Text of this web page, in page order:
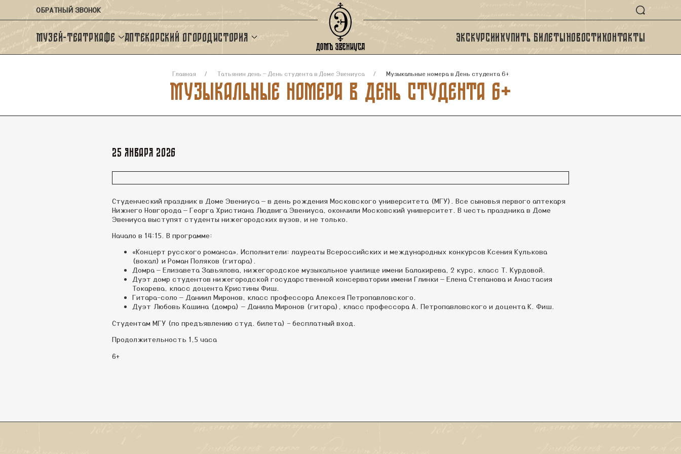
ОБРАТНЫЙ ЗВОНОК
Музей-театрКафе Аптекарский огородИстория ЭкскурсииКупить билетыНовостиКонтакты
Главная Татьянин день — День студента в Доме Эвениуса Музыкальные номера в День студента 6+
Музыкальные номера в День студента 6+
25 января 2026
Студенческий праздник в Доме Эвениуса — в день рождения Московского университета (МГУ). Все сыновья первого аптекаря
Нижнего Новгорода — Георга Христиана Людвига Эвениуса, окончили Московский университет. В честь праздника в Доме
Эвениуса выступят студенты нижегородских вузов, и не только.
Начало в 14:15. В программе:
«Концерт русского романса». Исполнители: лауреаты Всероссийских и международных конкурсов Ксения Кулькова
(вокал) и Роман Поляков (гитара).
Домра — Елизавета Завьялова, нижегородское музыкальное училище имени Балакирева, 2 курс, класс Т. Курдовой.
Дуэт домр студентов нижегородской государственной консерватории имени Глинки — Елена Степанова и Анастасия
Токарева, класс доцента Кристины Фиш.
Гитара-соло — Даниил Миронов, класс профессора Алексея Петропавловского.
Дуэт Любовь Кашина (домра) — Данила Миронов (гитара), класс профессора А. Петропавловского и доцента К. Фиш.
Студентам МГУ (по предъявлению студ. билета) – бесплатный вход.
Продолжительность 1,5 часа
6+